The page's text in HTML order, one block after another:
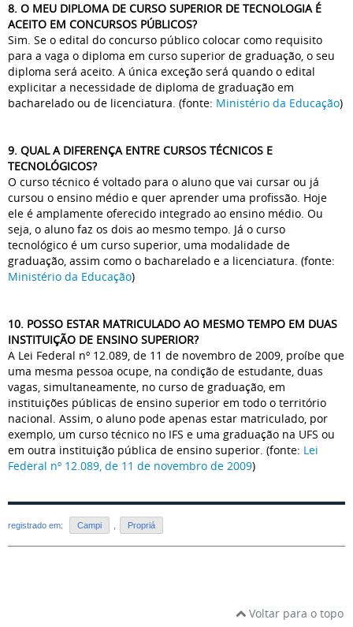
8. O MEU DIPLOMA DE CURSO SUPERIOR DE TECNOLOGIA É
ACEITO EM CONCURSOS PÚBLICOS?
Sim. Se o edital do concurso público colocar como requisito
para a vaga o diploma em curso superior de graduação, o seu
diploma será aceito. A única exceção será quando o edital
explicitar a necessidade de diploma de graduação em
bacharelado ou de licenciatura. (fonte: Ministério da Educação)
9. QUAL A DIFERENÇA ENTRE CURSOS TÉCNICOS E
TECNOLÓGICOS?
O curso técnico é voltado para o aluno que vai cursar ou já
cursou o ensino médio e quer aprender uma profissão. Hoje
ele é amplamente oferecido integrado ao ensino médio. Ou
seja, o aluno faz os dois ao mesmo tempo. Já o curso
tecnológico é um curso superior, uma modalidade de
graduação, assim como o bacharelado e a licenciatura. (fonte:
Ministério da Educação)
10. POSSO ESTAR MATRICULADO AO MESMO TEMPO EM DUAS
INSTITUIÇÃO DE ENSINO SUPERIOR?
A Lei Federal nº 12.089, de 11 de novembro de 2009, proíbe que
uma mesma pessoa ocupe, na condição de estudante, duas
vagas, simultaneamente, no curso de graduação, em
instituições públicas de ensino superior em todo o território
nacional. Assim, o aluno pode apenas estar matriculado, por
exemplo, um curso técnico no IFS e uma graduação na UFS ou
em outra instituição pública de ensino superior. (fonte: Lei
Federal nº 12.089, de 11 de novembro de 2009)
registrado em: Campi Propriá
Voltar para o topo